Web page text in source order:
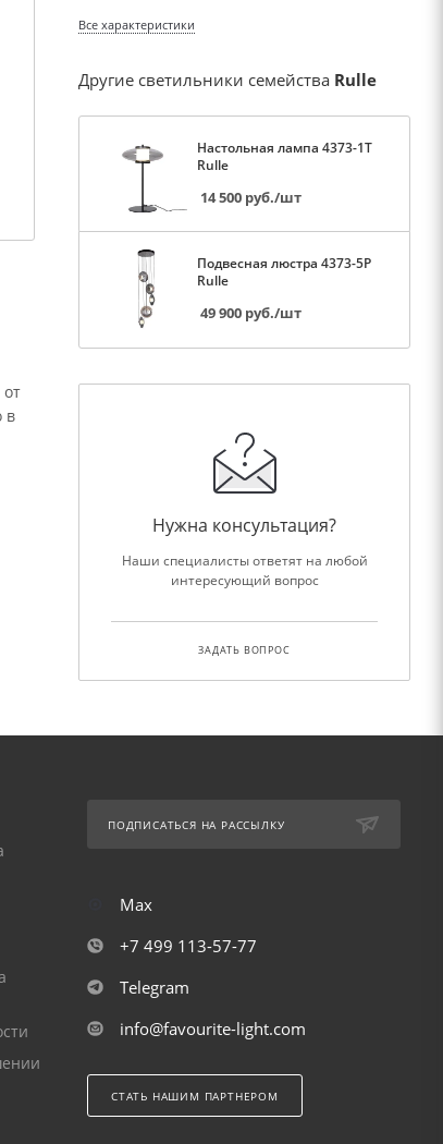
в
Все характеристики
Другие светильники семейства Rulle
Настольная лампа 4373-1T
Rulle
14 500 руб./шт
Подвесная люстра 4373-5P
Rulle
49 900 руб./шт
Нужна консультация?
Наши специалисты ответят на любой
интересующий вопрос
ЗАДАТЬ ВОПРОС
ПОДПИСАТЬСЯ НА РАССЫЛКУ
Max
+7 499 113-57-77
Telegram
info@favourite-light.com
СТАТЬ НАШИМ ПАРТНЕРОМ